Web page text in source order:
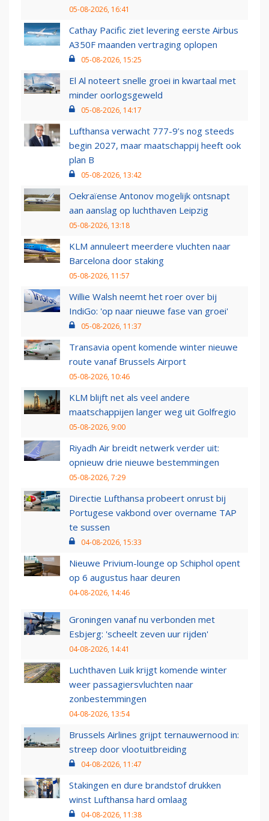
05-08-2026, 16:41
Cathay Pacific ziet levering eerste Airbus
A350F maanden vertraging oplopen
05-08-2026, 15:25
El Al noteert snelle groei in kwartaal met
minder oorlogsgeweld
05-08-2026, 14:17
Lufthansa verwacht 777-9’s nog steeds
begin 2027, maar maatschappij heeft ook
plan B
05-08-2026, 13:42
Oekraïense Antonov mogelijk ontsnapt
aan aanslag op luchthaven Leipzig
05-08-2026, 13:18
KLM annuleert meerdere vluchten naar
Barcelona door staking
05-08-2026, 11:57
Willie Walsh neemt het roer over bij
IndiGo: 'op naar nieuwe fase van groei'
05-08-2026, 11:37
Transavia opent komende winter nieuwe
route vanaf Brussels Airport
05-08-2026, 10:46
KLM blijft net als veel andere
maatschappijen langer weg uit Golfregio
05-08-2026, 9:00
Riyadh Air breidt netwerk verder uit:
opnieuw drie nieuwe bestemmingen
05-08-2026, 7:29
Directie Lufthansa probeert onrust bij
Portugese vakbond over overname TAP
te sussen
04-08-2026, 15:33
Nieuwe Privium-lounge op Schiphol opent
op 6 augustus haar deuren
04-08-2026, 14:46
Groningen vanaf nu verbonden met
Esbjerg: 'scheelt zeven uur rijden'
04-08-2026, 14:41
Luchthaven Luik krijgt komende winter
weer passagiersvluchten naar
zonbestemmingen
04-08-2026, 13:54
Brussels Airlines grijpt ternauwernood in:
streep door vlootuitbreiding
04-08-2026, 11:47
Stakingen en dure brandstof drukken
winst Lufthansa hard omlaag
04-08-2026, 11:38